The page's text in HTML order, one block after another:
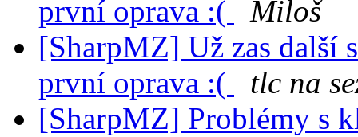
první oprava :(
Miloš
[SharpMZ] Už zas další
první oprava :(
tlc na
[SharpMZ] Problémy s